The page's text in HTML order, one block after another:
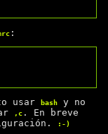
:
usar bash
y no
,c . En breve
:-)